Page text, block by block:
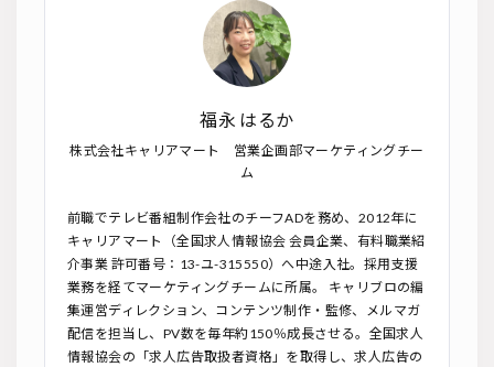
福永 はるか
株式会社キャリアマート 営業企画部マーケティングチー
ム
前職でテレビ番組制作会社のチーフADを務め、2012年に
キャリアマート（全国求人情報協会 会員企業、有料職業紹
介事業 許可番号：13-ユ-315550）へ中途入社。採用支援
業務を経てマーケティングチームに所属。 キャリブロの編
集運営ディレクション、コンテンツ制作・監修、メルマガ
配信を担当し、PV数を毎年約150％成長させる。全国求人
情報協会の「求人広告取扱者資格」を取得し、求人広告の